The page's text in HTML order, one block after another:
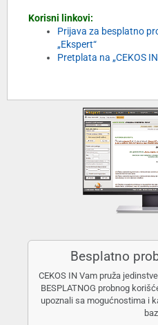
Korisni linkovi:
Prijava za besplatno
„Ekspert“
Pretplata na „CEKOS
Besplatno
CEKOS IN Vam pruža
BESPLATNOG probnog
upoznali sa mogućnostima i